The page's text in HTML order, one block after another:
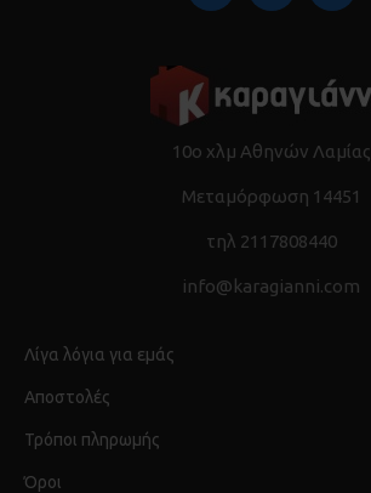
10ο χλμ Αθηνών Λαμίας
Μεταμόρφωση 14451
τηλ 2117808440
info@karagianni.com
Λίγα λόγια για εμάς
Αποστολές
Τρόποι πληρωμής
Όροι